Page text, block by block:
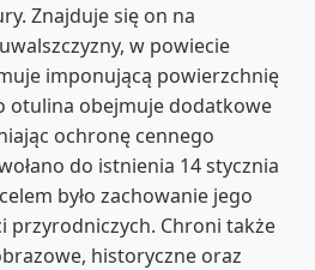
Znajduje się on na
w powiecie
imponującą powierzchnię
otulina obejmuje dodatkowe
ochronę cennego
do istnienia 14 stycznia
było zachowanie jego
przyrodniczych. Chroni także
historyczne oraz